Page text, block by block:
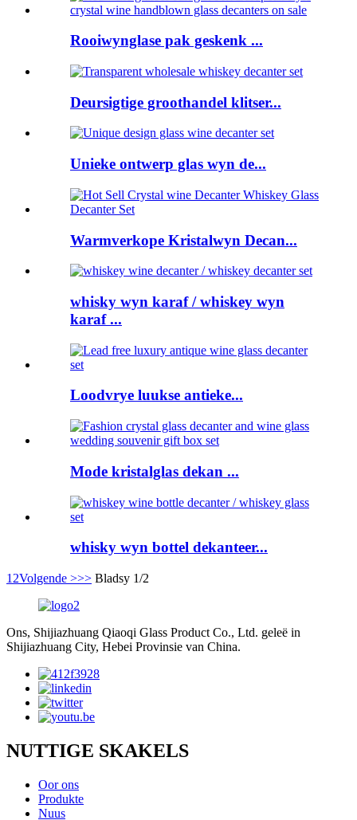
Rooiwynglase pak geskenk ...
Deursigtige groothandel klitser...
Unieke ontwerp glas wyn de...
Warmverkope Kristalwyn Decan...
whisky wyn karaf / whiskey wyn
karaf ...
Loodvrye luukse antieke...
Mode kristalglas dekan ...
whisky wyn bottel dekanteer...
1 2Volgende >>> Bladsy 1/2
Ons, Shijiazhuang Qiaoqi Glass Product Co., Ltd. geleë in
Shijiazhuang City, Hebei Provinsie van China.
NUTTIGE SKAKELS
Oor ons
Produkte
Nuus